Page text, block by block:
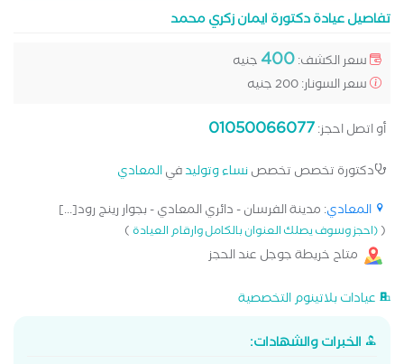
تفاصيل عيادة دكتورة ايمان زكري محمد
سعر الكشف:400 جنيه
سعر السونار: 200 جنيه
أو اتصل احجز:01050066077
دكتورة تخصص تخصصنساء وتوليدفيالمعادي
المعادي: مدينة الفرسان - دائري المعادي - بجوار رينج رود[...]
((احجز وسوف يصلك العنوان بالكامل وارقام العيادة)
متاح خريطة جوجل عند الحجز
عيادات بلاتينوم التخصصية
الخبرات والشهادات: